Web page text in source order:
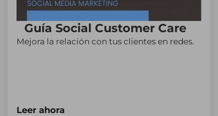
Guía Social Customer Care
Mejora la relación con tus clientes en redes.
Leer ahora